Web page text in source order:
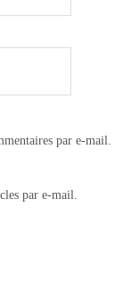
par e-mail.
par e-mail.